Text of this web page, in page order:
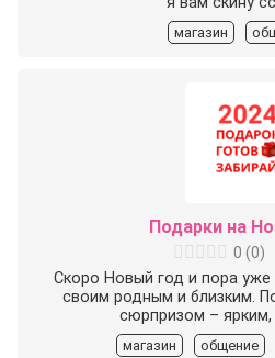
магазин
Подарки на
0 (0)
Скоро Новый год и пора
своим родным и близким.
сюрпризом –
магазин общение